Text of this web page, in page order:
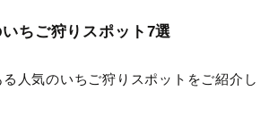
いちご狩りスポット7選
人気のいちご狩りスポットをご紹介し